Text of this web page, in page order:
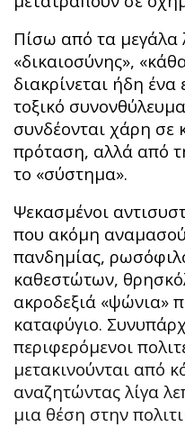
Πίσω από τα μεγάλα
«δικαιοσύνης»,
διακρίνεται ήδη ένα
τοξικό
συνδέονται χάρη σε
πρόταση, αλλά από
το «σύστημα».
Ψεκασμένοι
που ακόμη
πανδημίας,
καθεστώτων,
ακροδεξιά «ψώνια»
καταφύγιο.
περιφερόμενοι
μετακινούνται από
αναζητώντας λίγα
μια θέση στην